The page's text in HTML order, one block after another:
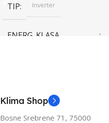
TIP Inverter
ENERG. KLASA
KAPACITET HLAĐENJA
Klima Shop
Bosne Srebrene 71, 75000